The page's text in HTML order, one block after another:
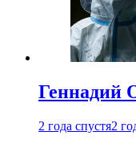
Геннадий
2 года спустя2